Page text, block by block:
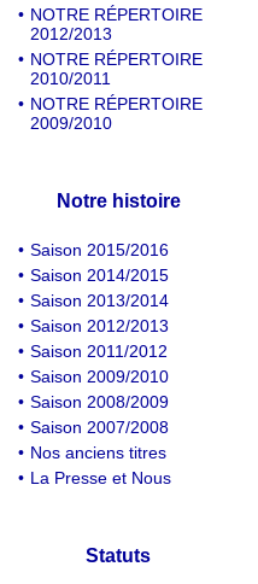
• NOTRE RÉPERTOIRE
2012/2013
• NOTRE RÉPERTOIRE
2010/2011
• NOTRE RÉPERTOIRE
2009/2010
Notre histoire
• Saison 2015/2016
• Saison 2014/2015
• Saison 2013/2014
• Saison 2012/2013
• Saison 2011/2012
• Saison 2009/2010
• Saison 2008/2009
• Saison 2007/2008
• Nos anciens titres
• La Presse et Nous
Statuts